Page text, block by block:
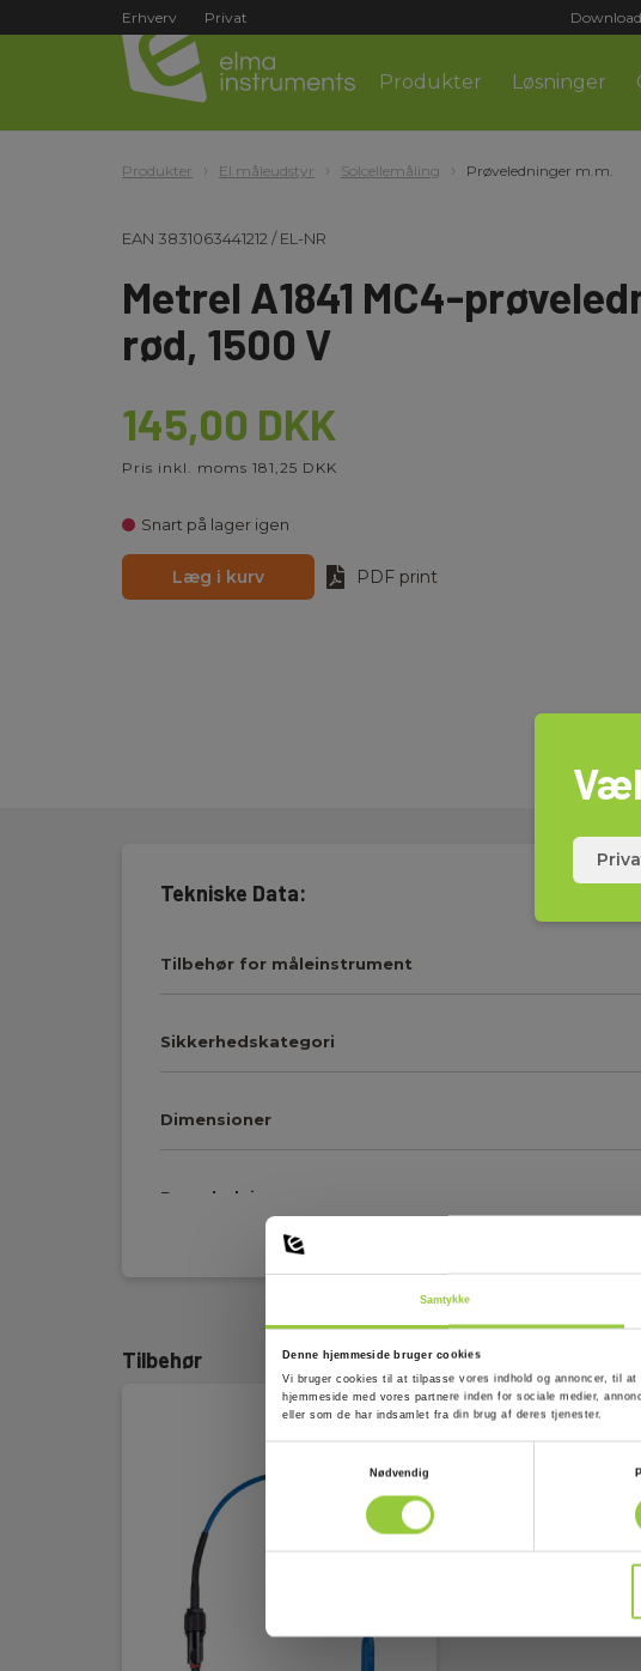
Samtykke
Denne hjemmeside bruger cookies
Vi bruger cookies til at tilpasse vores indhold og annoncer, til
hjemmeside med vores partnere inden for sociale medier,
eller som de har indsamlet fra din brug af deres tjenester.
Nødvendig
Erhverv Privat
Produkter Løsninger
Produkter El måleudstyr Solcellemåling Prøveledninger m.m.
EAN 3831063441212 /EL-NR
Metrel A1841 MC4-
rød, 1500 V
145,00 DKK
Pris inkl. moms 181,25 DKK
Snart på lager igen
Læg i kurv PDF print
Tekniske Data:
Tilbehør for måleinstrument
Sikkerhedskategori
Dimensioner
Prøveledning
Rød
4 mm bananbøsning,MC4-hanstik
Tilbehør